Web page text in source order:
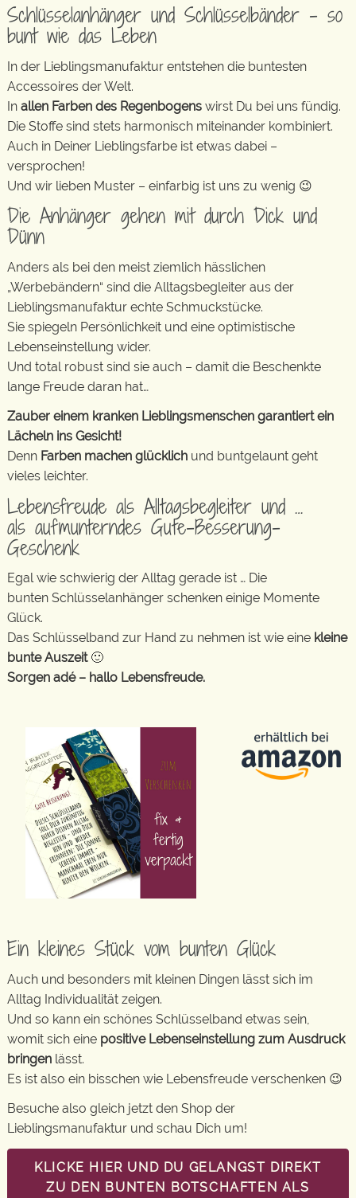
Schlüsselanhänger und Schlüsselbänder – so
bunt wie das Leben
In der Lieblingsmanufaktur entstehen die buntesten
Accessoires der Welt.
In allen Farben des Regenbogens wirst Du bei uns fündig.
Die Stoffe sind stets harmonisch miteinander kombiniert.
Auch in Deiner Lieblingsfarbe ist etwas dabei –
versprochen!
Und wir lieben Muster – einfarbig ist uns zu wenig 😉
Die Anhänger gehen mit durch Dick und
Dünn
Anders als bei den meist ziemlich hässlichen
„Werbebändern“ sind die Alltagsbegleiter aus der
Lieblingsmanufaktur echte Schmuckstücke.
Sie spiegeln Persönlichkeit und eine optimistische
Lebenseinstellung wider.
Und total robust sind sie auch – damit die Beschenkte
lange Freude daran hat…
Zauber einem kranken Lieblingsmenschen garantiert ein
Lächeln ins Gesicht!
Denn Farben machen glücklich und buntgelaunt geht
vieles leichter.
Lebensfreude als Alltagsbegleiter und …
als aufmunterndes Gute-Besserung-
Geschenk
Egal wie schwierig der Alltag gerade ist … Die
bunten Schlüsselanhänger schenken einige Momente
Glück.
Das Schlüsselband zur Hand zu nehmen ist wie eine kleine
bunte Auszeit🙂
Sorgen adé – hallo Lebensfreude.
Ein kleines Stück vom bunten Glück
Auch und besonders mit kleinen Dingen lässt sich im
Alltag Individualität zeigen.
Und so kann ein schönes Schlüsselband etwas sein,
womit sich eine positive Lebenseinstellung zum Ausdruck
bringen lässt.
Es ist also ein bisschen wie Lebensfreude verschenken 😉
Besuche also gleich jetzt den Shop der
Lieblingsmanufaktur und schau Dich um!
KLICKE HIER UND DU GELANGST DIREKT
ZU DEN BUNTEN BOTSCHAFTEN ALS